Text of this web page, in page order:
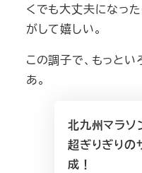
くでも大丈夫になっ
がして嬉しい。
この調子で、もっと
あ。
北九州マラソ
超ぎりぎりの
成！